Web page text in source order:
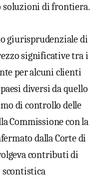
soluzioni di frontiera.
giurisprudenziale di
significative tra i
peralcuni clienti
diversi da quello
di controllo delle
Commissione conla
dalla Corte di
contributidi
scontistica